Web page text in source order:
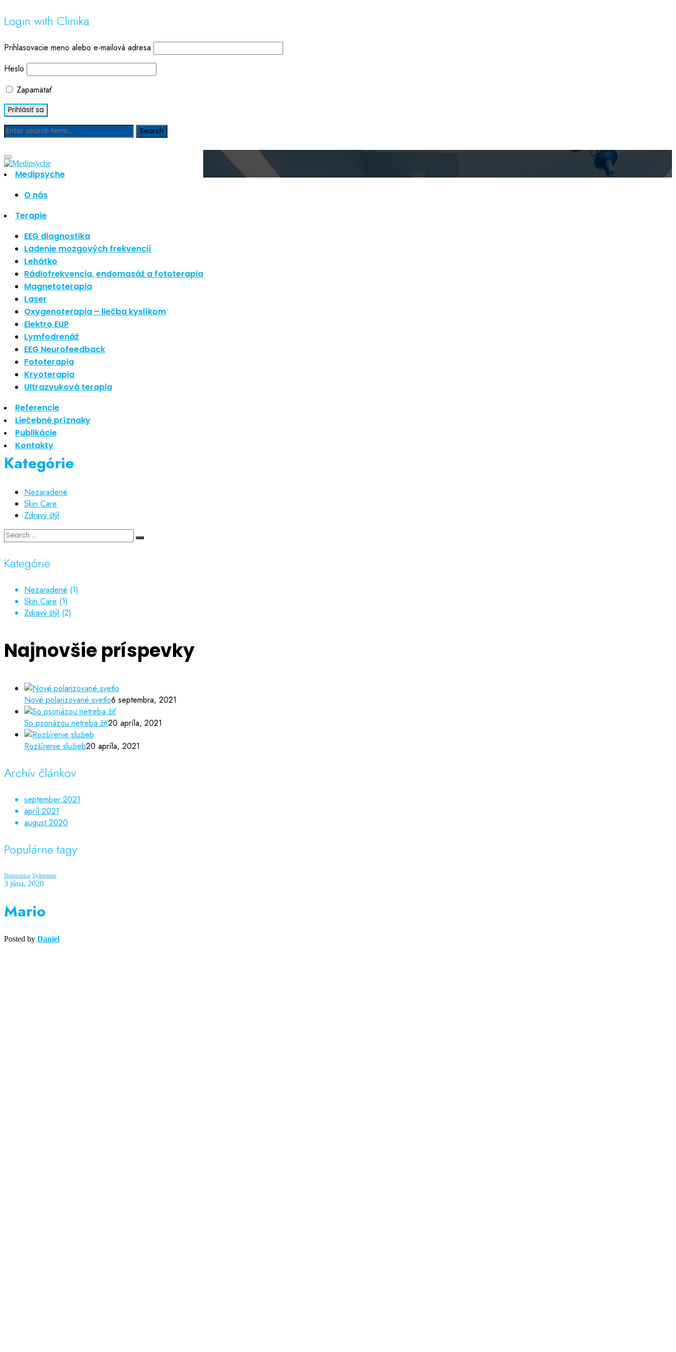
Login with Clinika
Prihlasovacie meno alebo e-mailová adresa
Heslo
Zapamätať
Medipsyche
O nás
Terapie
EEG diagnostika
Ladenie mozgových frekvencií
Lehátko
Rádiofrekvencia, endomasáž a fototerapia
Magnetoterapia
Laser
Oxygenoterapia – liečba kyslíkom
Elektro EUP
Lymfodrenáž
EEG Neurofeedback
Fototerapia
Kryoterapia
Ultrazvuková terapia
Referencie
Liečebné príznaky
Publikácie
Kontakty
Blog
Hľadať
Najnovšie články
Nové polarizované svetlo
So psoriázou netreba žiť
Rozšírenie služieb
Hudba a vývoj mozgu
Najnovšie komentáre
Žiadne komentáre na zobrazenie.
Archív
september 2021
apríl 2021
august 2020
Kategórie
Nezaradené
Skin Care
Zdravý štýl
Kategórie
Nezaradené (1)
Skin Care (1)
Zdravý štýl (2)
Najnovšie príspevky
Nové polarizované svetlo6 septembra, 2021
So psoriázou netreba žiť20 apríla, 2021
Rozšírenie služieb20 apríla, 2021
Archív článkov
september 2021
apríl 2021
august 2020
Populárne tagy
Nemocnica Vyšetrenie
3 júna, 2020
Mario
Posted by Daniel